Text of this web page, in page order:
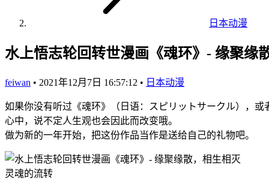
日本动漫
水上悟志轮回转世漫画《魂环》- 缘聚缘
feiwan • 2021年12月7日 16:57:12 • 日本动漫
如果你没有听过《魂环》（日语：スピリットサークル），
心中，说不定人生观也会因此而改变哦。
做为新的一年开始，把这份作品当作是送给自己的礼物吧。
灵魂的流转